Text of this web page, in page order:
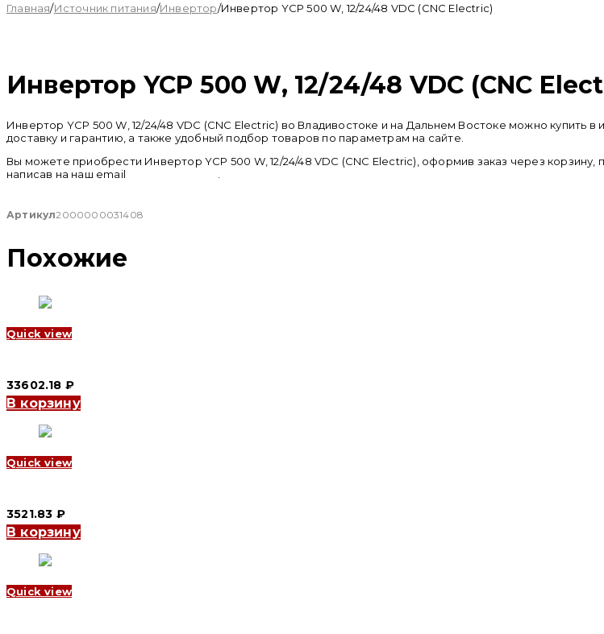
Главная/Источник питания/Инвертор/Инвертор YCP 500 W, 12/24/48 VDC (CNC Electric)
Инвертор YCP 500 W, 12/24/48 VDC (CNC
Инвертор YCP 500 W, 12/24/48 VDC (CNC Electric) во Владивостоке и на Дальнем Востоке можно
доставку и гарантию, а также удобный подбор товаров по параметрам на сайте.
Вы можете приобрести Инвертор YCP 500 W, 12/24/48 VDC (CNC Electric), оформив заказ через корзину,
написав на наш email
Артикул2000000031408
Похожие
Quick view
33602.18 ₽
В корзину
Quick view
3521.83 ₽
В корзину
Quick view